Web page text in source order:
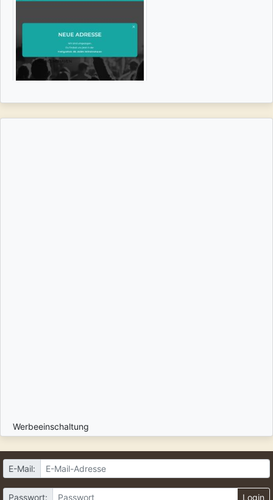
Werbeeinschaltung
E-Mail:
Passwort: Login